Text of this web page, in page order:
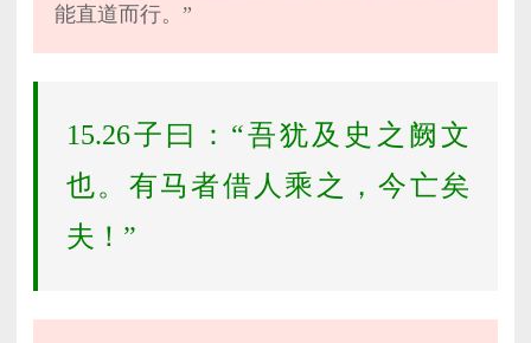
能直道而行。”
15.26子曰：“吾犹及史之阙文
也。有马者借人乘之，今亡矣
夫！”